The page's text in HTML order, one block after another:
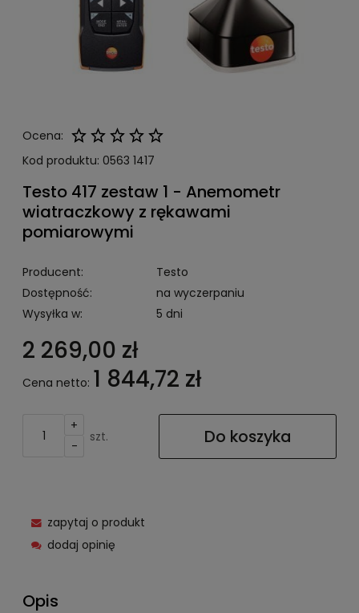
Ocena:
Kod produktu: 0563 1417
Testo 417 zestaw 1 - Anemometr
wiatraczkowy z rękawami
pomiarowymi
Producent:
Testo
Dostępność:
na wyczerpaniu
Wysyłka w:
5 dni
2 269,00 zł
Cena netto: 1 844,72 zł
+
-
szt. Do koszyka
zapytaj o produkt
dodaj opinię
Opis